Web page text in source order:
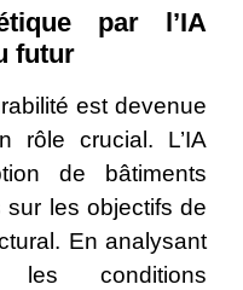
par l’IA
futur
est devenue
rôle crucial. L’IA
de bâtiments
les objectifs de
En analysant
conditions